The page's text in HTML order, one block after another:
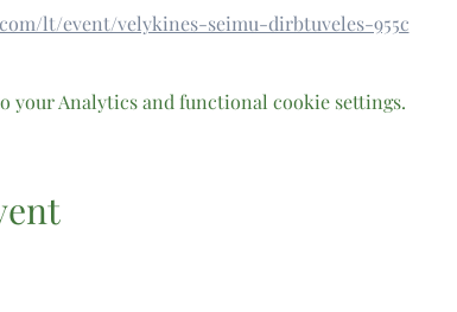
lt/event/velykines-seimu-dirbtuveles-955c
your Analytics and functional cookie settings.